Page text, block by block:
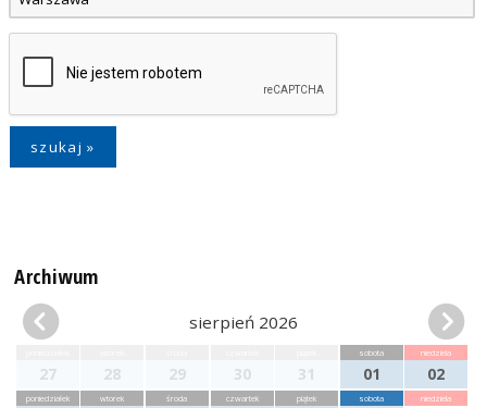
Archiwum
sierpień 2026
27 28 29 30 31
sobota
01
niedziela
02
poniedziałek wtorek środa czwartek piątek sobota niedziela